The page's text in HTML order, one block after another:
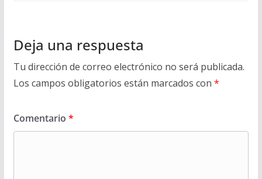
Deja una respuesta
Tu dirección de correo electrónico no será publicada.
Los campos obligatorios están marcados con *
Comentario *